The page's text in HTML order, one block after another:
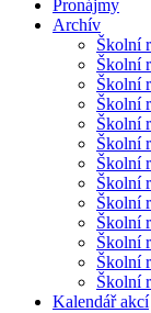
Pronájmy
Archív
Školní
Školní
Školní
Školní
Školní
Školní
Školní
Školní
Školní
Školní
Školní
Školní
Školní
Kalendář akcí